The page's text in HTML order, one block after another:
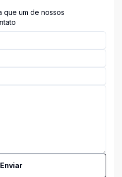
que um de nossos
Enviar